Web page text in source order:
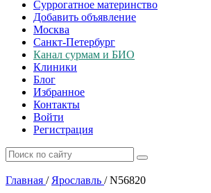
Суррогатное материнство
Добавить объявление
Москва
Санкт-Петербург
Канал сурмам и БИО
Клиники
Блог
Избранное
Контакты
Войти
Регистрация
Главная / Ярославль /N56820